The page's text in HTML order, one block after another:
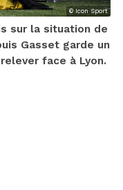
© Icon Sport
sur la situation de
Gasset garde un
face à Lyon.